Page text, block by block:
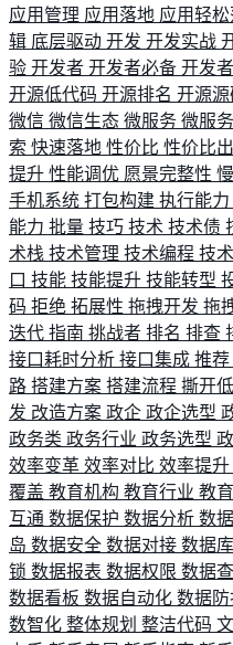
应用管理 应用落地 应用轻
辑 底层驱动 开发 开发实战
验 开发者 开发者必备 开发
开源低代码 开源排名 开源源
微信 微信生态 微服务 微服
索 快速落地 性价比 性价比
提升 性能调优 愿景完整性
手机系统 打包构建 执行能力
能力 批量 技巧 技术 技术债
术栈 技术管理 技术编程 技
口 技能 技能提升 技能转型
码 拒绝 拓展性 拖拽开发 拖
迭代 指南 挑战者 排名 排查
接口耗时分析 接口集成 推荐
路 搭建方案 搭建流程 撕开
发 改造方案 政企 政企选型
政务类 政务行业 政务选型
效率变革 效率对比 效率提升
覆盖 教育机构 教育行业 教
互通 数据保护 数据分析 数
岛 数据安全 数据对接 数据库
锁 数据报表 数据权限 数据
数据看板 数据自动化 数据防
数智化 整体规划 整洁代码